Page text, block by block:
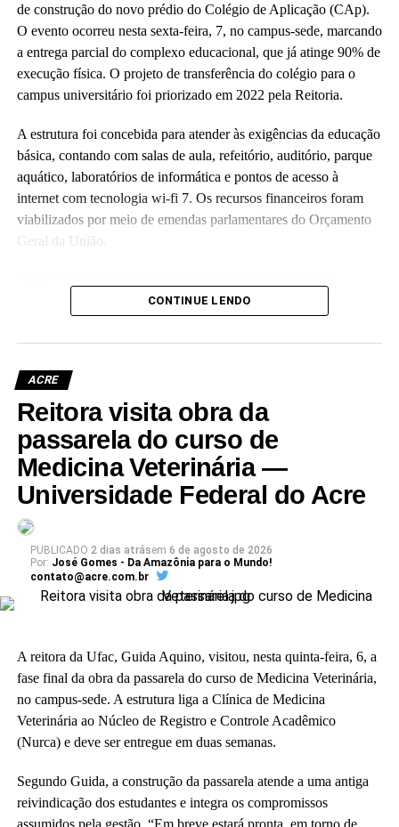
de construção do novo prédio do Colégio de Aplicação (CAp).
O evento ocorreu nesta sexta-feira, 7, no campus-sede, marcando
a entrega parcial do complexo educacional, que já atinge 90% de
execução física. O projeto de transferência do colégio para o
campus universitário foi priorizado em 2022 pela Reitoria.
A estrutura foi concebida para atender às exigências da educação
básica, contando com salas de aula, refeitório, auditório, parque
aquático, laboratórios de informática e pontos de acesso à
internet com tecnologia wi-fi 7. Os recursos financeiros foram
viabilizados por meio de emendas parlamentares do Orçamento
Geral da União.
realização de um compromisso com a qualidade da educação
reitora Guida Aquino. Ela informou que o antigo prédio do
patrimônio histórico da instituição, passará por revitalização para
abrigar o Palácio da Cultura da Ufac.
A vice-reitora eleita, Almecina Balbino, reafirmou a continuidade
dos projetos de expansão da infraestrutura da instituição. “Eu
estarei sempre à disposição, de portas abertas, para seguir os
O diretor do CAp, Ceilton França, enfatizou a adequação do
projeto arquitetônico às necessidades da educação básica. “Para
nós o sonho já está acontecendo. Quando enxergamos que a
A vice-diretora do CAp, Alessandra Perez Lima, destacou a
relevância do novo espaço para a rotina pedagógica e acadêmica.
“Muito em breve vamos deixar de ser nômades e teremos o
nosso lugar. Eu olho para cada espaço aqui e já vejo essas
Também participaram da cerimônia o pró-reitor de Planejamento,
Alexandre Rid; o pró-reitor de Administração, Marcelo Cruz; o
CONTINUE LENDO
ACRE
Reitora visita obra da
passarela do curso de
Medicina Veterinária —
Universidade Federal do Acre
PUBLICADO 2 dias atrásem 6 de agosto de 2026
Por: José Gomes - Da Amazônia para o Mundo!
contato@acre.com.br
A reitora da Ufac, Guida Aquino, visitou, nesta quinta-feira, 6, a
fase final da obra da passarela do curso de Medicina Veterinária,
no campus-sede. A estrutura liga a Clínica de Medicina
Veterinária ao Núcleo de Registro e Controle Acadêmico
(Nurca) e deve ser entregue em duas semanas.
Segundo Guida, a construção da passarela atende a uma antiga
reivindicação dos estudantes e integra os compromissos
assumidos pela gestão. “Em breve estará pronta, em torno de